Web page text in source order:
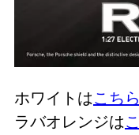
ホワイトはこちら
ラバオレンジは